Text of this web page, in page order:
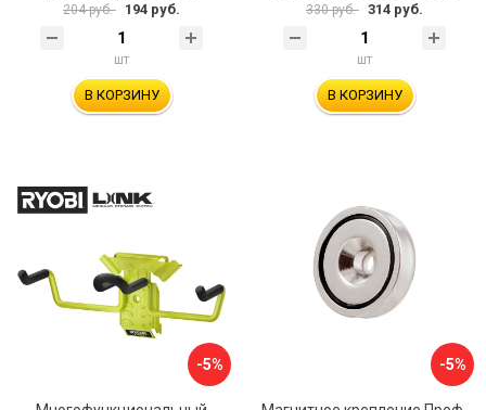
204 руб. 194 руб.
шт
В КОРЗИНУ
330 руб. 314 руб.
шт
В КОРЗИНУ
-5% -5%